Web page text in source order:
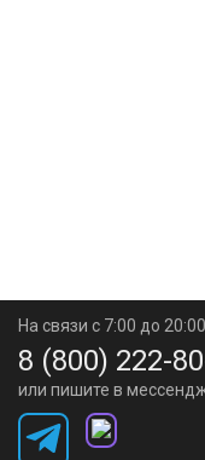
На связи с 7:00 до 20:00
8 (800) 222-
или пишите в